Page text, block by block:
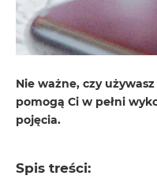
MacBook
Neo
512GB
Air
MacBook
Air
MacBook
Nie ważne, czy
pomogą Ci w pełni
pojęcia.
Spis treści: